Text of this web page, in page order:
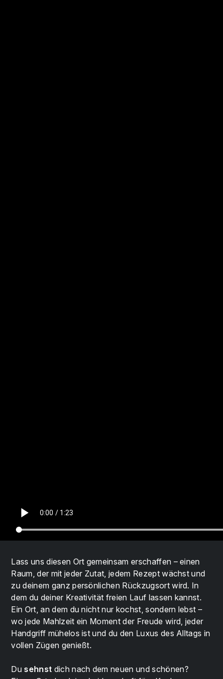
Lass uns diesen Ort gemeinsam erschaffen – einen
Raum, der mit jeder Zutat, jedem Rezept wächst und
zu deinem ganz persönlichen Rückzugsort wird. In
dem du deiner Kreativität freien Lauf lassen kannst.
Ein Ort, an dem du nicht nur kochst, sondern lebst –
wo jede Mahlzeit ein Moment der Freude wird, jeder
Handgriff mühelos ist und du den Luxus des Alltags in
vollen Zügen genießt.
Du sehnst dich nach dem neuen und schönen?